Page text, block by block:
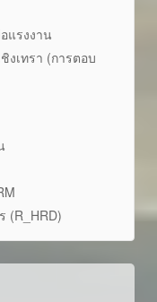
แรงงาน
งเทรา (การตอบ
(R_HRD)